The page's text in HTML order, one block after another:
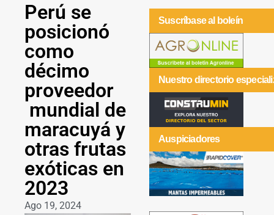
Perú se
posicionó
como
décimo
proveedor
mundial de
maracuyá y
otras frutas
exóticas en
2023
Ago 19, 2024
Suscríbase al boleín
Nuestro directorio
Auspiciadores